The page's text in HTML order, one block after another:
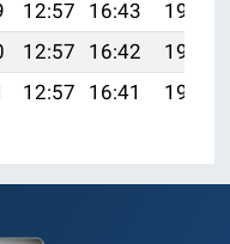
12:57 16:43
19:46
12:57 16:42
19:44
12:57 16:41 19:42